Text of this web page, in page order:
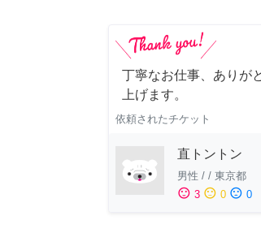
丁寧なお仕事、ありが
上げます。
依頼されたチケット
直トントン
男性 / / 東京都
sentiment_satisfied 3 sentiment_neutral 0 sentiment_dissatisfied 0